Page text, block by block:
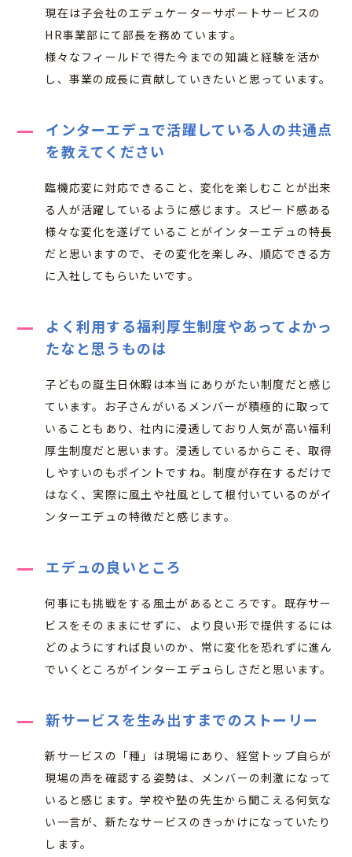
現在は子会社のエデュケーターサポートサービスの
HR事業部にて部長を務めています。
様々なフィールドで得た今までの知識と経験を活か
し、事業の成長に貢献していきたいと思っています。
インターエデュで活躍している人の共通点
を教えてください
臨機応変に対応できること、変化を楽しむことが出来
る人が活躍しているように感じます。スピード感ある
様々な変化を遂げていることがインターエデュの特長
だと思いますので、その変化を楽しみ、順応できる方
に入社してもらいたいです。
よく利用する福利厚生制度やあってよかっ
たなと思うものは
子どもの誕生日休暇は本当にありがたい制度だと感じ
ています。お子さんがいるメンバーが積極的に取って
いることもあり、社内に浸透しており人気が高い福利
厚生制度だと思います。浸透しているからこそ、取得
しやすいのもポイントですね。制度が存在するだけで
はなく、実際に風土や社風として根付いているのがイ
ンターエデュの特徴だと感じます。
エデュの良いところ
何事にも挑戦をする風土があるところです。既存サー
ビスをそのままにせずに、より良い形で提供するには
どのようにすれば良いのか、常に変化を恐れずに進ん
でいくところがインターエデュらしさだと思います。
新サービスを生み出すまでのストーリー
新サービスの「種」は現場にあり、経営トップ自らが
現場の声を確認する姿勢は、メンバーの刺激になって
いると感じます。学校や塾の先生から聞こえる何気な
い一言が、新たなサービスのきっかけになっていたり
します。